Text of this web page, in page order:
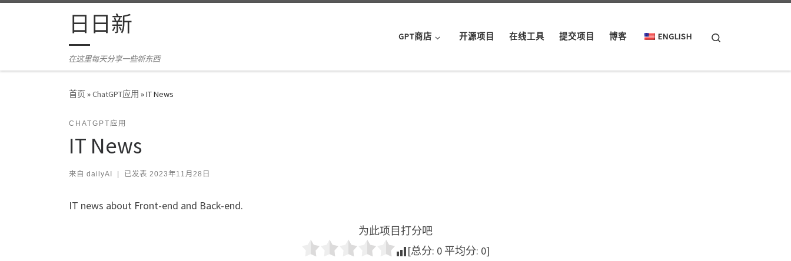
Skip to content日日新
在这里每天分享一些新东西
GPT商店 开源项目 在线工具 提交项目 博客 ENGLISH
首页»ChatGPT应用 »IT News
CHATGPT应用
IT News
来自 dailyAI 已发表 2023年11月28日
IT news about Front-end and Back-end.
为此项目打分吧
[总分: 0 平均分: 0]